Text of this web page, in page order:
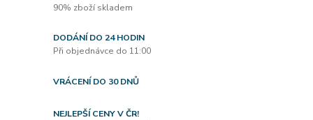
90% zboží skladem
DODÁNÍ DO 24 HODIN
Při objednávce do 11:00
VRÁCENÍ DO 30 DNŮ
NEJLEPŠÍ CENY V ČR!